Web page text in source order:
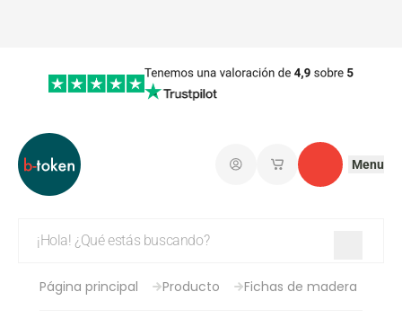
Iniciar sesiónMis carritos de
Contacto
Menu
Página principal Producto Fichas de madera